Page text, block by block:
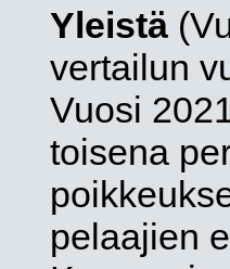
Yleistä
vertailun
Vuosi
toisena
pelaajien